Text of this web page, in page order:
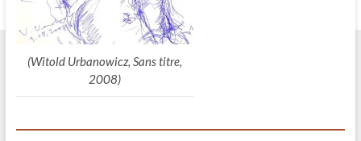
(Witold Urbanowicz, Sans titre,
2008)